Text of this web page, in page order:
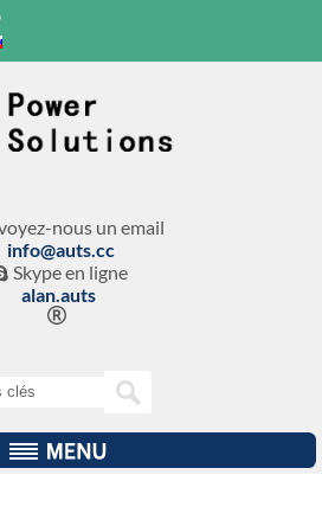
nous un email
info@auts.cc
Skype en ligne
alan.auts
